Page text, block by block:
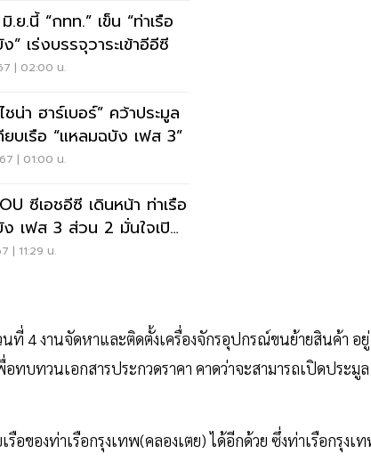
ย.นี้ “กทท.” เข็น “ท่าเรือ
” เร่งบรรจุวาระเข้าอีอีซี
| 02:00 น.
น่า ฮาร์เบอร์” คว้าประมูล
ยบเรือ “แหลมฉบัง เฟส 3”
| 01:00 น.
ซีเอชอีซี เดินหน้า ท่าเรือ
เฟส 3 ส่วน 2 มั่นใจเปิด
70
| 11:29 น.
ที่ 4 งานจัดหาและติดตั้งเครื่องจักรอุปกรณ์ขนย้ายสินค้า อยู่
ทบทวนเอกสารประกวดราคา คาดว่าจะสามารถเปิดประมูล
อของท่าเรือกรุงเทพ(คลองเตย) ได้อีกด้วย ซึ่งท่าเรือกรุงเ